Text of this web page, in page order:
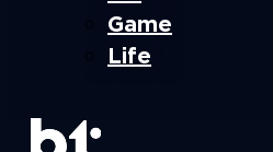
Game
Life